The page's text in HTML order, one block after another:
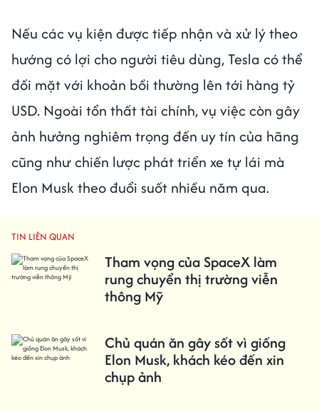
Nếu các vụ kiện được tiếp nhận và xử lý theo
hướng có lợi cho người tiêu dùng, Tesla có thể
đối mặt với khoản bồi thường lên tới hàng tỷ
USD. Ngoài tổn thất tài chính, vụ việc còn gây
ảnh hưởng nghiêm trọng đến uy tín của hãng
cũng như chiến lược phát triển xe tự lái mà
Elon Musk theo đuổi suốt nhiều năm qua.
TIN LIÊN QUAN
Tham vọng của SpaceX làm
rung chuyển thị trường viễn
thông Mỹ
Chủ quán ăn gây sốt vì giống
Elon Musk, khách kéo đến xin
chụp ảnh